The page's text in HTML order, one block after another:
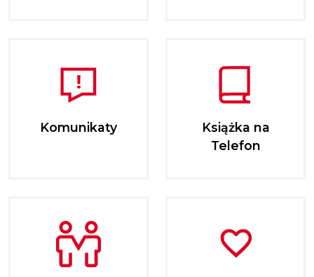
Komunikaty
Książka na
Telefon